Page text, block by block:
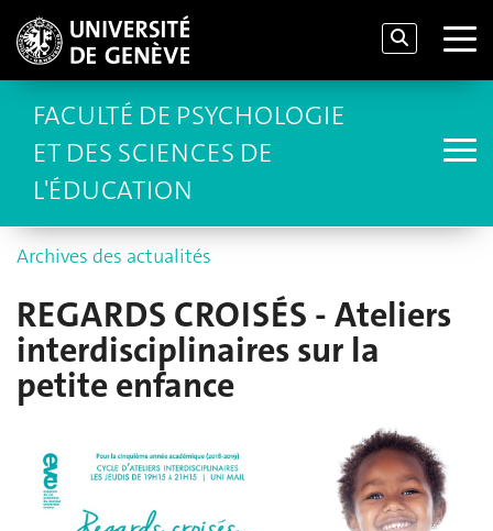
FACULTÉ DE PSYCHOLOGIE
ET DES SCIENCES DE
L'ÉDUCATION
Archives des actualités
REGARDS CROISÉS - Ateliers
interdisciplinaires sur la
petite enfance